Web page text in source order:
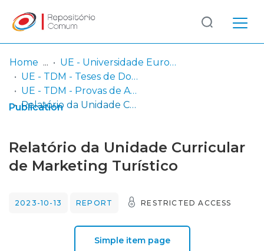
Communities
& Collections
Log
In
(current)
Home
UE - Universidade Europeia
UE - TDM - Teses de Doutoramento e Mestrado
UE - TDM - Provas de Agregação
Relatório da Unidade Curricular de Marketing Turístico
Publication
Relatório da Unidade Curricular
de Marketing Turístico
2023-10-13 REPORT RESTRICTED ACCESS
Simple item page